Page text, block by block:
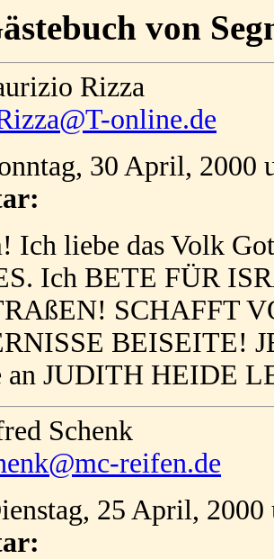
von
Rizza
online.de
30 April, 2000
Ich liebe das Volk
Ich BETE FÜR
SCHAFFT
BEISEITE!
an JUDITH HEIDE
Schenk
reifen.de
25 April, 2000